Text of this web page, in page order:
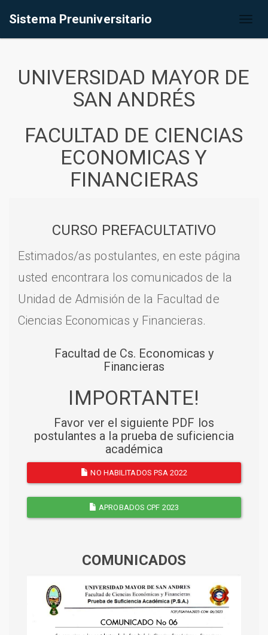
Sistema Preuniversitario
UNIVERSIDAD MAYOR DE
SAN ANDRÉS
FACULTAD DE CIENCIAS
ECONOMICAS Y
FINANCIERAS
CURSO PREFACULTATIVO
Estimados/as postulantes, en este página
usted encontrara los comunicados de la
Unidad de Admisión de la Facultad de
Ciencias Economicas y Financieras.
Facultad de Cs. Economicas y
Financieras
IMPORTANTE!
Favor ver el siguiente PDF los
postulantes a la prueba de suficiencia
académica
NO HABILITADOS PSA 2022
APROBADOS CPF 2023
COMUNICADOS